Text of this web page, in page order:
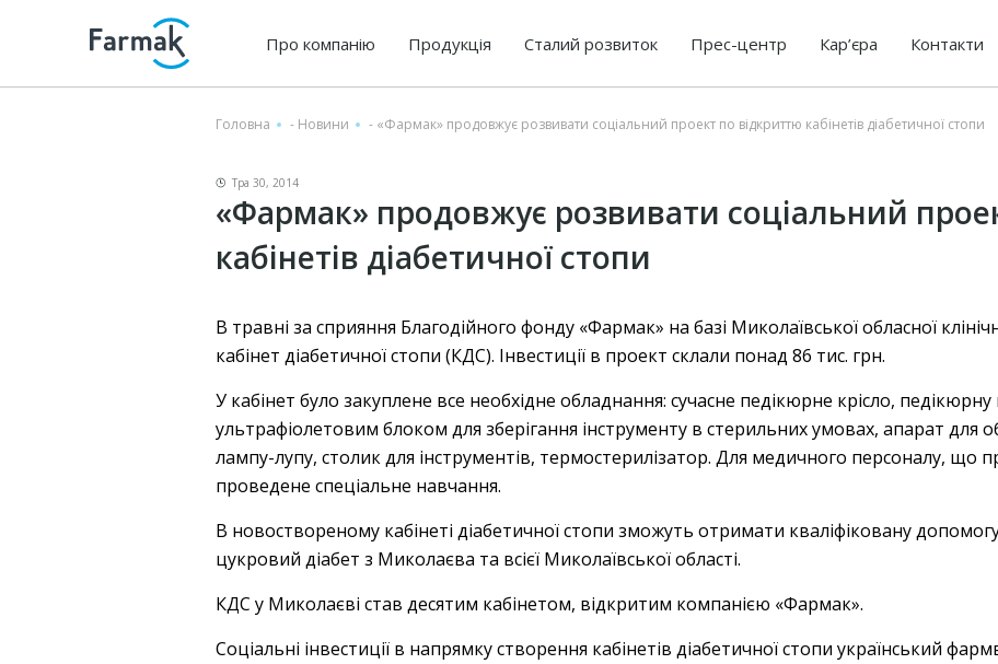
Про компанію Продукція Сталий розвиток Прес-центр Кар’єра Контакти
Головна - Новини - «Фармак» продовжує розвивати соціальний проект по відкриттю кабінетів діабетичної стопи
Тра 30, 2014
«Фармак» продовжує розвивати соціальний
кабінетів діабетичної стопи
В травні за сприяння Благодійного фонду «Фармак» на базі Миколаївської обласної
кабінет діабетичної стопи (КДС). Інвестиції в проект склали понад 86 тис. грн.
У кабінет було закуплене все необхідне обладнання: сучасне педікюрне крісло,
ультрафіолетовим блоком для зберігання інструменту в стерильних умовах, апарат для
лампу-лупу, столик для інструментів, термостерилізатор. Для медичного персоналу, що
проведене спеціальне навчання.
В новоствореному кабінеті діабетичної стопи зможуть отримати кваліфіковану
цукровий діабет з Миколаєва та всієї Миколаївської області.
КДС у Миколаєві став десятим кабінетом, відкритим компанією «Фармак».
Соціальні інвестиції в напрямку створення кабінетів діабетичної стопи український